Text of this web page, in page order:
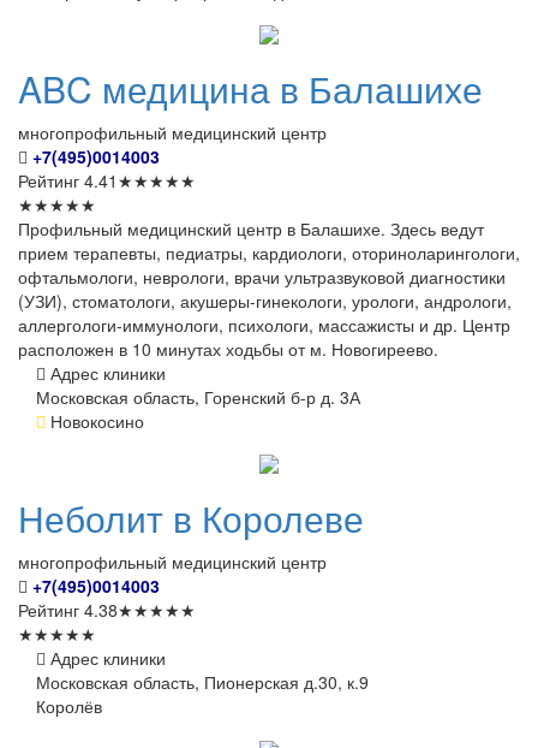
ABC медицина в Балашихе
многопрофильный медицинский центр
+7(495)0014003
Рейтинг 4.41 ★★★★★
★★★★★
Профильный медицинский центр в Балашихе. Здесь ведут
прием терапевты, педиатры, кардиологи, оториноларингологи,
офтальмологи, неврологи, врачи ультразвуковой диагностики
(УЗИ), стоматологи, акушеры-гинекологи, урологи, андрологи,
аллергологи-иммунологи, психологи, массажисты и др. Центр
расположен в 10 минутах ходьбы от м. Новогиреево.
Адрес клиники
Московская область, Горенский б-р д. 3А
Новокосино
Неболит в Королеве
многопрофильный медицинский центр
+7(495)0014003
Рейтинг 4.38★★★★★
★★★★★
Адрес клиники
Московская область, Пионерская д.30, к.9
Королёв